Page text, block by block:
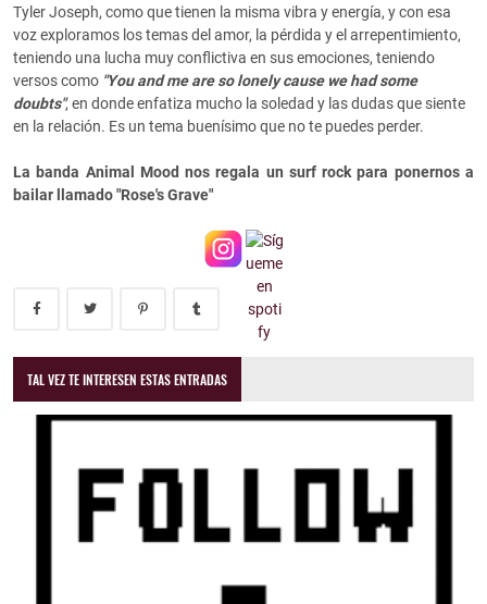
Tyler Joseph, como que tienen la misma vibra y energía, y con esa
voz exploramos los temas del amor, la pérdida y el arrepentimiento,
teniendo una lucha muy conflictiva en sus emociones, teniendo
versos como "You and me are so lonely cause we had some
doubts", en donde enfatiza mucho la soledad y las dudas que siente
en la relación. Es un tema buenísimo que no te puedes perder.
La banda Animal Mood nos regala un surf rock para ponernos a
bailar llamado "Rose's Grave"
TAL VEZ TE INTERESEN ESTAS ENTRADAS